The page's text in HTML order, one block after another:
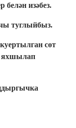
белән изәбез.
туглыйбыз.
сөт
яхшылап